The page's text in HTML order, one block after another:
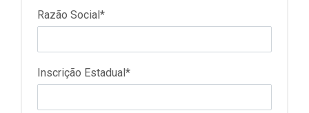
Razão Social*
Inscrição Estadual*